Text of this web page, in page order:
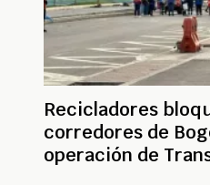
Recicladores
corredores de
operación de